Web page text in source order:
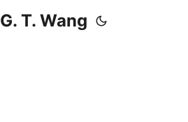
G. T. Wang